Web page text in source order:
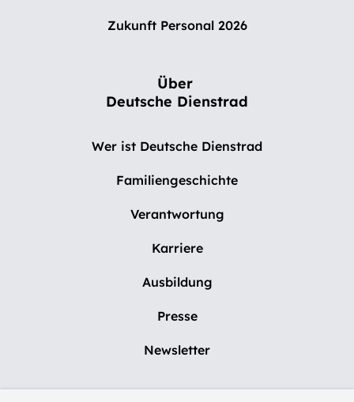
Zukunft Personal 2026
Über
Deutsche Dienstrad
Wer ist Deutsche Dienstrad
Familiengeschichte
Verantwortung
Karriere
Ausbildung
Presse
Newsletter